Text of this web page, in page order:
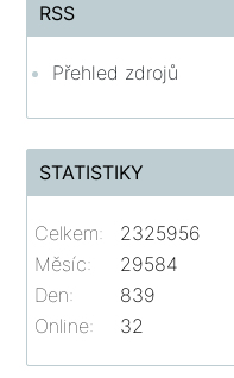
RSS
Přehled zdrojů
STATISTIKY
Online: 32
Celkem:
2325956
Měsíc:
29584
Den:
839